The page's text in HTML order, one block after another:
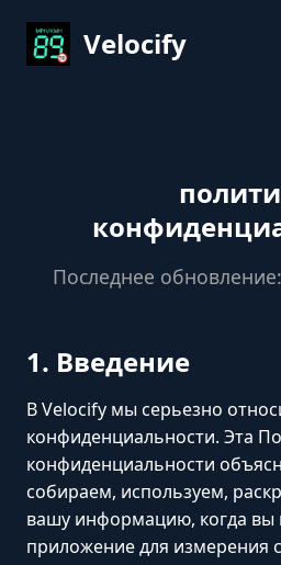
Velocify
Последнее
1. Введение
В Velocify мы серьезно
конфиденциальности. Эта
конфиденциальности
собираем, используем,
вашу информацию, когда вы
приложение для измерения